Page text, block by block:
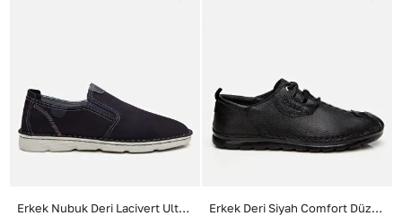
Erkek Nubuk Deri Lacivert Ultra Hafif Tabanlı Günlük Ayakkabı
Erkek Deri Siyah Comfort Düz Ayakkabı